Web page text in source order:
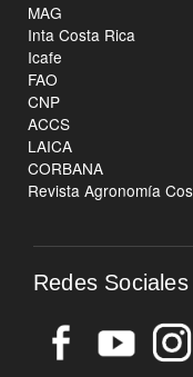
MAG
Inta Costa Rica
Icafe
FAO
CNP
ACCS
LAICA
CORBANA
Revista Agronomía
Redes Sociales